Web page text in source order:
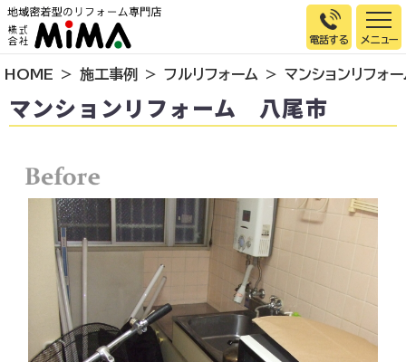
電話する
トップページ
選ばれる理由
お客様の声
イベント情報
店舗＆モデルハウス紹介
スタッフ紹介
リフォームの流れ
お知らせ
HOME 施工事例 フルリフォーム マンションリフォ
マンションリフォーム 八尾市